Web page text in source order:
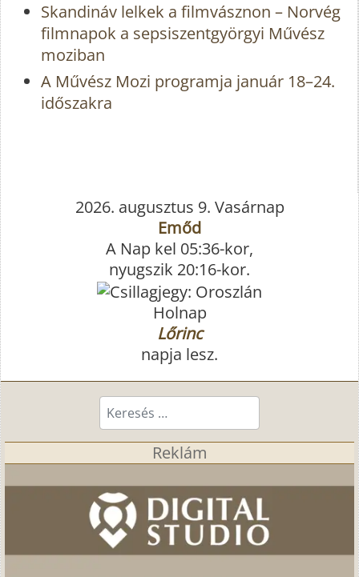
Skandináv lelkek a filmvásznon – Norvég
filmnapok a sepsiszentgyörgyi Művész
moziban
A Művész Mozi programja január 18–24.
időszakra
2026. augusztus 9. Vasárnap
Emőd
A Nap kel 05:36-kor,
nyugszik 20:16-kor.
Holnap
Lőrinc
napja lesz.
Keresés...
Reklám